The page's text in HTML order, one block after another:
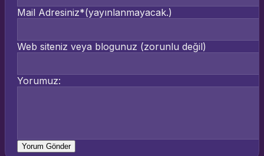
Mail Adresiniz*(yayınlanmayacak.)
Web siteniz veya blogunuz (zorunlu değil)
Yorumuz: